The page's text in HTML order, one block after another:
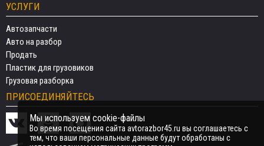
УСЛУГИ
Автозапчасти
Авто на разбор
Продать
Пластик для грузовиков
Грузовая разборка
ПРИСОЕДИНЯЙТЕСЬ
Мы используем cookie-файлы
Во время посещения сайта avtorazbor45.ru вы соглашаетесь с
тем, что ваши персональные данные будут обработаны с